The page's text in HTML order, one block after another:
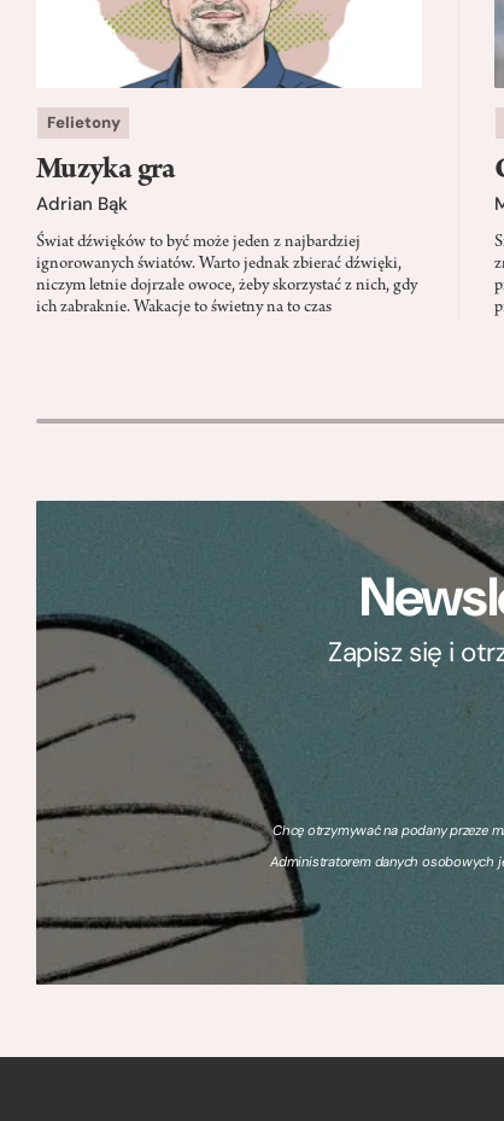
Felietony
Muzyka gra
Adrian Bąk
Świat dźwięków to być może jeden z najbardziej
ignorowanych światów. Warto jednak zbierać dźwięki,
niczym letnie dojrzałe owoce, żeby skorzystać z nich, gdy
ich zabraknie. Wakacje to świetny na to czas
Zapisz się i
Chcę otrzymywać na podany przeze
Administratorem danych osobowych